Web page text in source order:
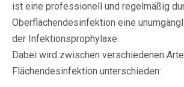
ist eine professionell und regelmäßig
Oberflächendesinfektion eine
der Infektionsprophylaxe.
Dabei wird zwischen verschiedenen
Flächendesinfektion unterschieden: